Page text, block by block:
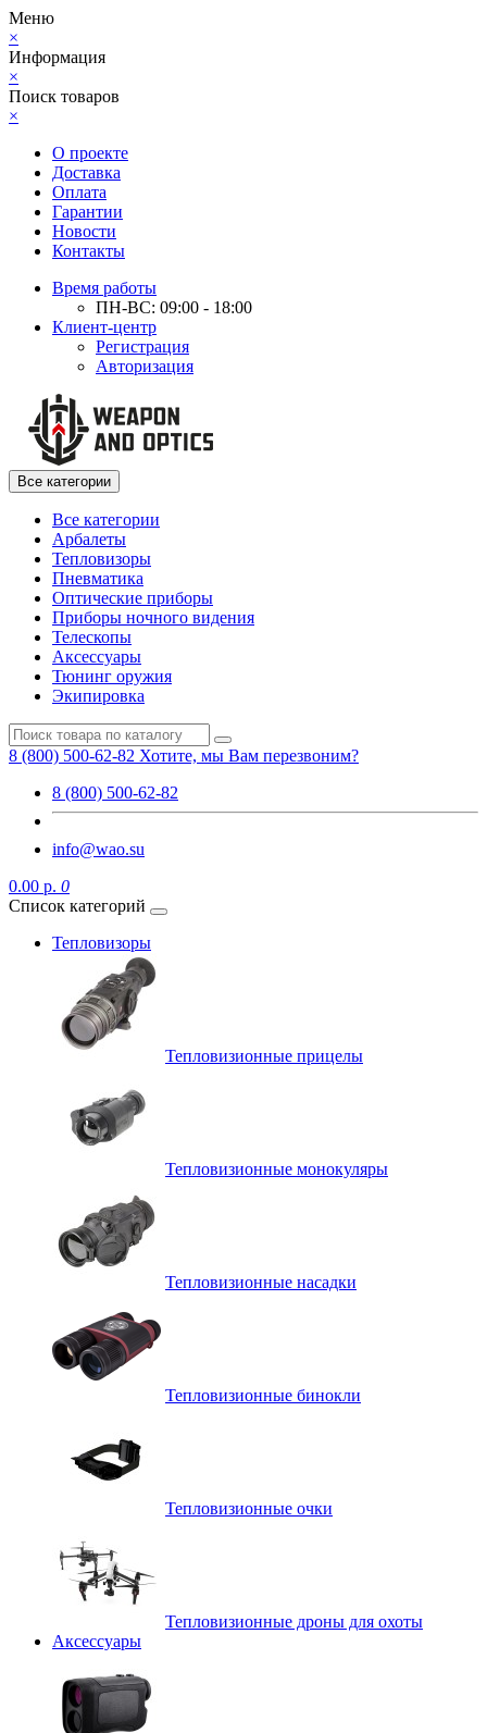
Меню
×
Информация
×
Поиск товаров
×
О проекте
Доставка
Оплата
Гарантии
Новости
Контакты
Время работы
ПН-ВС: 09:00 - 18:00
Клиент-центр
Регистрация
Авторизация
Все категории
Все категории
Арбалеты
Тепловизоры
Пневматика
Оптические приборы
Приборы ночного видения
Телескопы
Аксессуары
Тюнинг оружия
Экипировка
8 (800) 500-62-82 Хотите, мы Вам перезвоним?
8 (800) 500-62-82
info@wao.su
0.00 р. 0
Список категорий
Тепловизоры
Тепловизионные прицелы
Тепловизионные монокуляры
Тепловизионные насадки
Тепловизионные бинокли
Тепловизионные очки
Тепловизионные дроны для охоты
Аксессуары